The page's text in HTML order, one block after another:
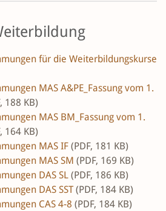
für die Weiterbildungskurse
MAS A&PE_Fassung vom 1.
188 KB)
MAS BM_Fassung vom 1.
164 KB)
MAS IF (PDF, 181 KB)
MAS SM (PDF, 169 KB)
DAS SL (PDF, 186 KB)
DAS SST(PDF, 184 KB)
CAS 4-8 (PDF, 184 KB)